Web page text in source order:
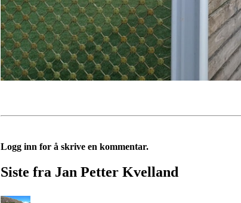
Logg inn for å skrive en kommentar.
Siste fra Jan Petter Kvelland